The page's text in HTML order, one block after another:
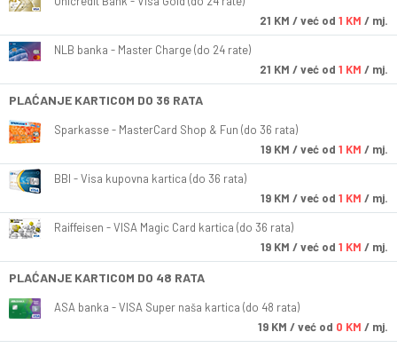
21 KM / već od 1 KM / mj.
NLB banka - Master Charge (do 24 rate)
21 KM / već od 1 KM / mj.
PLAĆANJE KARTICOM DO 36 RATA
Sparkasse - MasterCard Shop & Fun (do 36 rata)
19 KM / već od 1 KM / mj.
BBI - Visa kupovna kartica (do 36 rata)
19 KM / već od 1 KM / mj.
Raiffeisen - VISA Magic Card kartica (do 36 rata)
19 KM / već od 1 KM / mj.
PLAĆANJE KARTICOM DO 48 RATA
ASA banka - VISA Super naša kartica (do 48 rata)
19 KM / već od 0 KM / mj.